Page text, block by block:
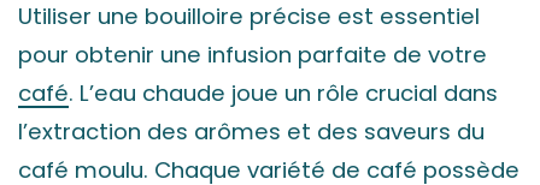
Utiliser une bouilloire précise est essentiel
pour obtenir une infusion parfaite de votre
café. L’eau chaude joue un rôle crucial dans
l’extraction des arômes et des saveurs du
café moulu. Chaque variété de café possède